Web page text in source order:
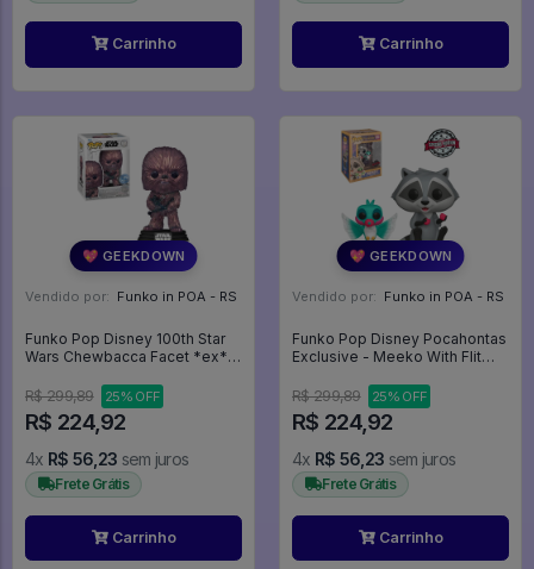
Carrinho Carrinho
💖 GEEKDOWN
Vendido por: Funko in POA - RS
Funko Pop Disney 100th Star
Wars Chewbacca Facet *ex*
R$ 299,89
25% OFF
R$ 224,92
4x R$ 56,23 sem juros
Frete Grátis
Carrinho
💖 GEEKDOWN
Vendido por: Funko in POA - RS
Funko Pop Disney Pocahontas
Exclusive - Meeko With Flit
R$ 299,89
25% OFF
R$ 224,92
4x R$ 56,23 sem juros
Frete Grátis
Carrinho